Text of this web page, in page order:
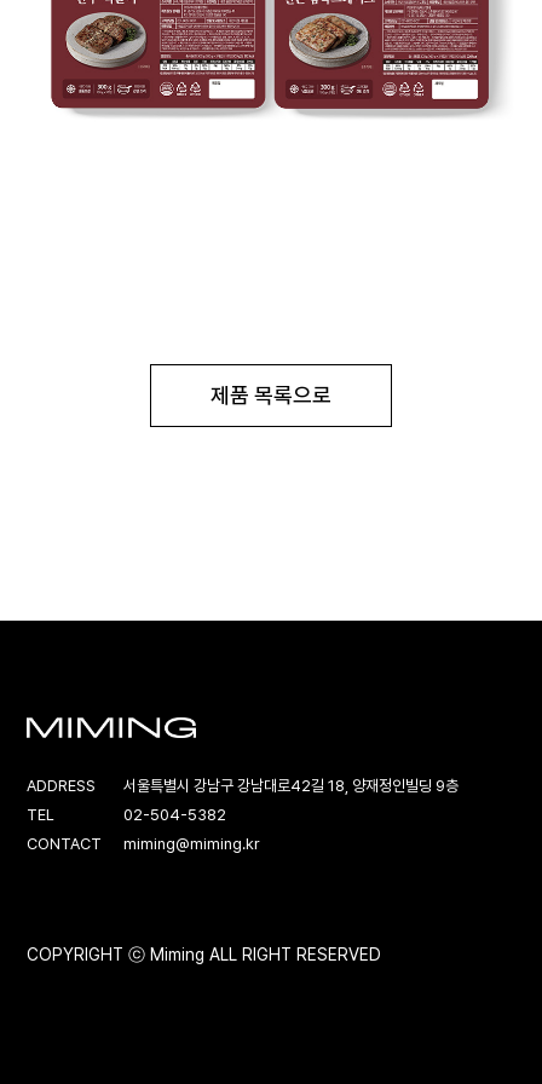
제품 목록으로
ADDRESS
서울특별시 강남구 강남대로42길 18, 양재정인빌딩 9층
TEL
02-504-5382
CONTACT
miming@miming.kr
COPYRIGHT ⓒ Miming ALL RIGHT RESERVED